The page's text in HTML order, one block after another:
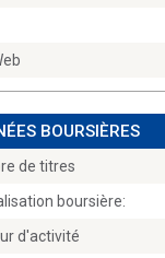
BOURSIÈRES
de titres
boursière:
d'activité